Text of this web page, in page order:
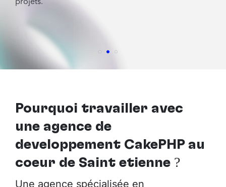
projets.
Pourquoi travailler avec
une agence de
développement CakePHP au
cœur de Saint etienne ?
Une agence spécialisée en